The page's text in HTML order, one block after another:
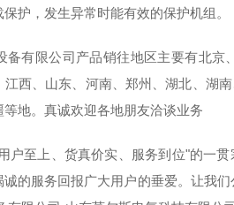
护，发生异常时能有效的保护机组。
限公司产品销往地区主要有北京
西、山东、河南、郑州、湖北、湖
地。真诚欢迎各地朋友洽谈业务
至上、货真价实、服务到位"的一贯
的服务回报广大用户的垂爱。让我